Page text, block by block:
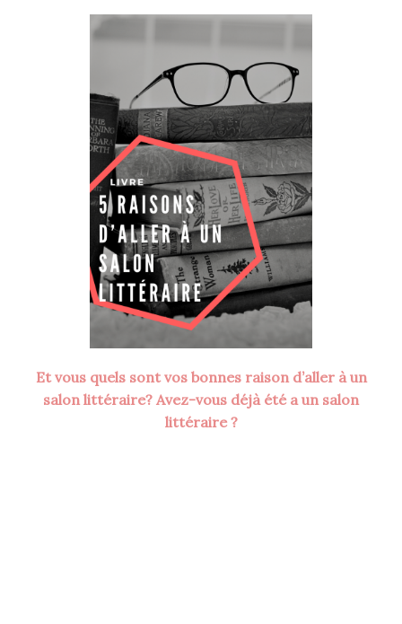
Et vous quels sont vos bonnes raison d’aller à un
salon littéraire? Avez-vous déjà été a un salon
littéraire ?